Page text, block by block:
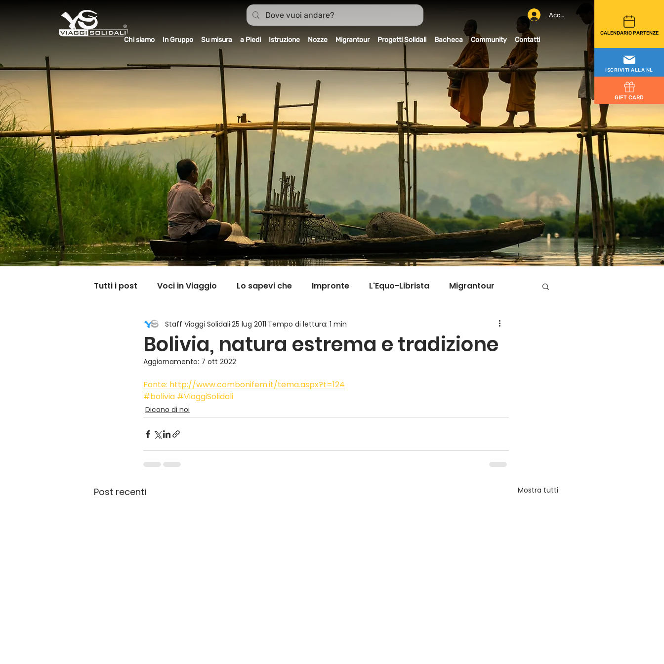
CALENDARIO PARTENZE
Accedi
ISCRIVITI ALLA NL
GIFT CARD
Chi siamo In Gruppo Su misura a Piedi Istruzione Nozze Migrantour Progetti Solidali Bacheca Community Contatti
Tutti i post Voci in Viaggio Lo sapevi che Impronte L'Equo-Librista Migrantour
Dicono di noi Carnet Good News I Viaggi della Tarta
Il mondo @ casa mia Il mondo fuori mi aspetta
Bolivia, natura estrema e tradizione
Staff Viaggi Solidali 25 lug 2011 Tempo di lettura: 1 min
Aggiornamento: 7 ott 2022
Fonte: http://www.combonifem.it/tema.aspx?t=124
#bolivia #ViaggiSolidali
Dicono di noi
Post recenti Mostra tutti